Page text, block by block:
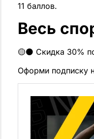
11 баллов.
Весь
🟡⚫️ Скидка 30%
Оформи подписку